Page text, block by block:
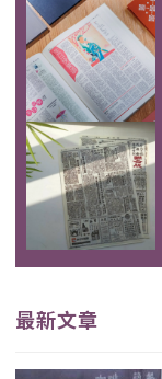
最新文章